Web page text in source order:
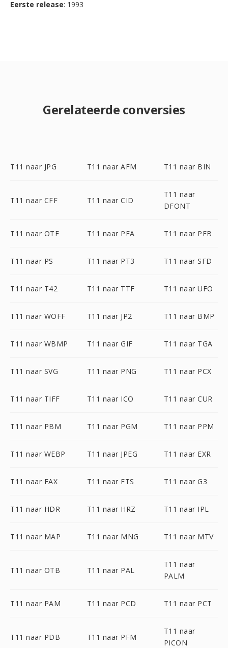
Eerste release: 1993
Gerelateerde conversies
T11 naar JPG T11 naar AFM T11 naar BIN
T11 naar CFF T11 naar CID
T11 naar
DFONT
T11 naar OTF T11 naar PFA T11 naar PFB
T11 naar PS T11 naar PT3 T11 naar SFD
T11 naar T42 T11 naar TTF T11 naar UFO
T11 naar WOFF T11 naar JP2 T11 naar BMP
T11 naar WBMP T11 naar GIF T11 naar TGA
T11 naar SVG T11 naar PNG T11 naar PCX
T11 naar TIFF T11 naar ICO T11 naar CUR
T11 naar PBM T11 naar PGM T11 naar PPM
T11 naar WEBP T11 naar JPEG T11 naar EXR
T11 naar FAX T11 naar FTS T11 naar G3
T11 naar HDR T11 naar HRZ T11 naar IPL
T11 naar MAP T11 naar MNG T11 naar MTV
T11 naar OTB T11 naar PAL
T11 naar
PALM
T11 naar PAM T11 naar PCD T11 naar PCT
T11 naar PDB T11 naar PFM
T11 naar
PICON